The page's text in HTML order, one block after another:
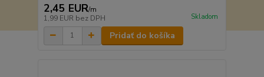
2,45 EUR/m
1,99 EUR bez DPH Skladom
Pridať do košíka